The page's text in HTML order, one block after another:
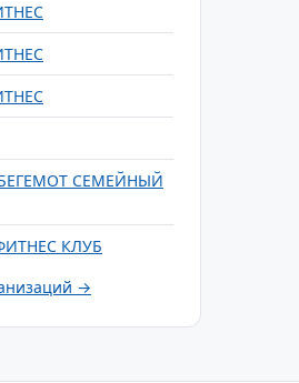
СЕМЕЙНЫЙ
КЛУБ
→